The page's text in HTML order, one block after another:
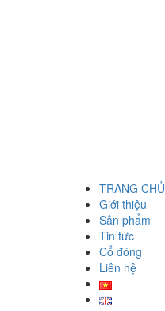
TRANG CHỦ
Giới thiệu
Sản phẩm
Tin tức
Cổ đông
Liên hệ